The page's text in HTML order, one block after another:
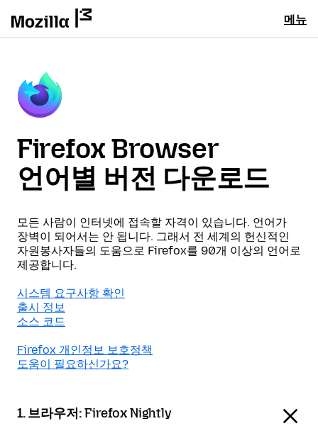
메뉴
Firefox Browser
언어별 버전 다운로드
모든 사람이 인터넷에 접속할 자격이 있습니다. 언어가
장벽이 되어서는 안 됩니다. 그래서 전 세계의 헌신적인
자원봉사자들의 도움으로 Firefox를 90개 이상의 언어로
제공합니다.
시스템 요구사항 확인
출시 정보
소스 코드
Firefox 개인정보 보호정책
도움이 필요하신가요?
1. 브라우저:Firefox Nightly